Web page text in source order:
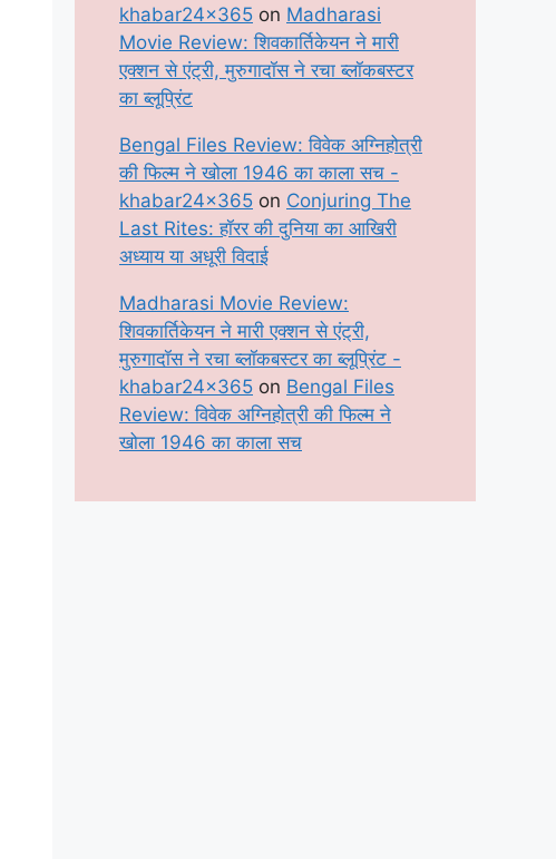
khabar24x365 on Madharasi
Movie Review: शिवकार्तिकेयन ने मारी
एक्शन से एंट्री, मुरुगादॉस ने रचा ब्लॉकबस्टर
का ब्लूप्रिंट
Bengal Files Review: विवेक अग्निहोत्री
की फिल्म ने खोला 1946 का काला सच -
khabar24x365 on Conjuring The
Last Rites: हॉरर की दुनिया का आखिरी
अध्याय या अधूरी विदाई
Madharasi Movie Review:
शिवकार्तिकेयन ने मारी एक्शन से एंट्री,
मुरुगादॉस ने रचा ब्लॉकबस्टर का ब्लूप्रिंट -
khabar24x365 on Bengal Files
Review: विवेक अग्निहोत्री की फिल्म ने
खोला 1946 का काला सच